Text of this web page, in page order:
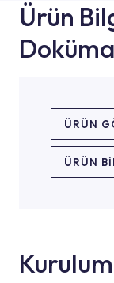
Ürün
ÜRÜN
ÜRÜN